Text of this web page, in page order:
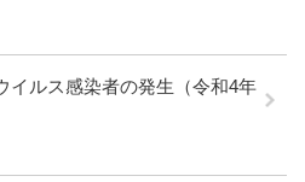
イルス感染者の発生（令和4年